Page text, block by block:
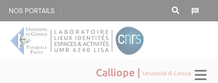
NOS PORTAILS :
Calliope | Università di Corsica